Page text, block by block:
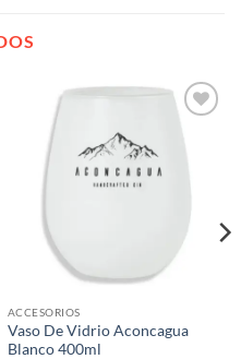
ACCESORIOS
Vaso De Vidrio Aconcagua
Blanco 400ml